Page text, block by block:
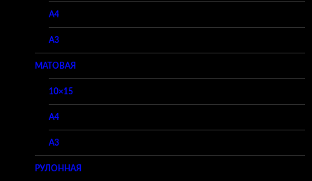
A4
A3
МАТОВАЯ
10×15
A4
A3
РУЛОННАЯ